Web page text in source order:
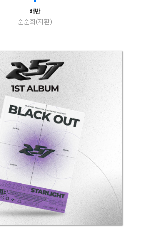
배반
순순희(지환)